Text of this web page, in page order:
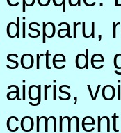
disparu,
sorte de
aigris,